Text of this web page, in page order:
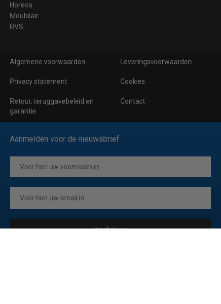
Horeca
Meubilair
RVS
Algemene voorwaarden Leveringsvoorwaarden
Privacy statement Cookies
Retour, teruggavebeleid en
garantie
Contact
Aanmelden voor de nieuwsbrief
Inschrijven